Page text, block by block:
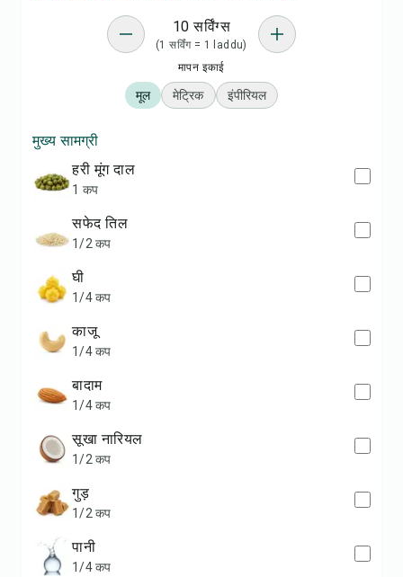
10 सर्विंग्स
(1 सर्विंग = 1 laddu)
मापन इकाई
मूल मेट्रिक इंपीरियल
मुख्य सामग्री
हरी मूंग दाल
1 कप
सफेद तिल
1/2 कप
घी
1/4 कप
काजू
1/4 कप
बादाम
1/4 कप
सूखा नारियल
1/2 कप
गुड़
1/2 कप
पानी
1/4 कप